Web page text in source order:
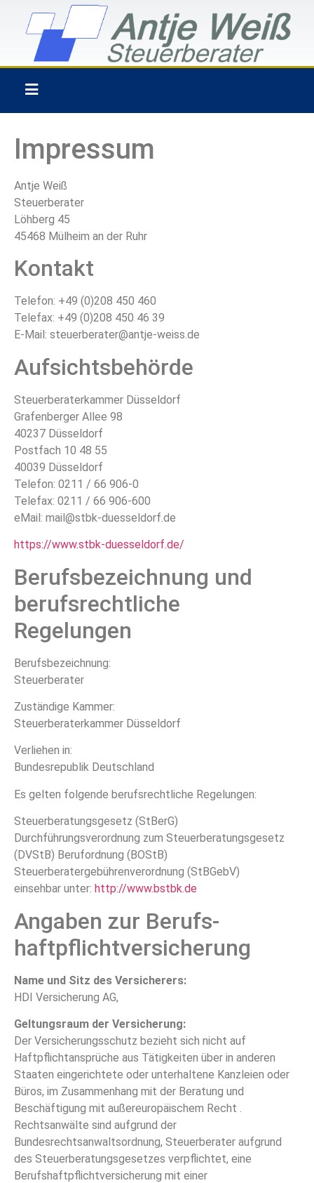
Impressum
Antje Weiß
Steuerberater
Löhberg 45
45468 Mülheim an der Ruhr
Kontakt
Telefon: +49 (0)208 450 460
Telefax: +49 (0)208 450 46 39
E-Mail: steuerberater@antje-weiss.de
Aufsichtsbehörde
Steuerberaterkammer Düsseldorf
Grafenberger Allee 98
40237 Düsseldorf
Postfach 10 48 55
40039 Düsseldorf
Telefon: 0211 / 66 906-0
Telefax: 0211 / 66 906-600
eMail: mail@stbk-duesseldorf.de
https://www.stbk-duesseldorf.de/
Berufsbezeichnung und
berufsrechtliche
Regelungen
Berufsbezeichnung:
Steuerberater
Zuständige Kammer:
Steuerberaterkammer Düsseldorf
Verliehen in:
Bundesrepublik Deutschland
Es gelten folgende berufsrechtliche Regelungen:
Steuerberatungsgesetz (StBerG)
Durchführungsverordnung zum Steuerberatungsgesetz
(DVStB) Berufordnung (BOStB)
Steuerberatergebührenverordnung (StBGebV)
einsehbar unter: http://www.bstbk.de
Angaben zur Berufs­
haftpflicht­versicherung
Name und Sitz des Versicherers:
HDI Versicherung AG,
Geltungsraum der Versicherung:
Der Versicherungsschutz bezieht sich nicht auf
Haftpflichtansprüche aus Tätigkeiten über in anderen
Staaten eingerichtete oder unterhaltene Kanzleien oder
Büros, im Zusammenhang mit der Beratung und
Beschäftigung mit außereuropäischem Recht .
Rechtsanwälte sind aufgrund der
Bundesrechtsanwaltsordnung, Steuerberater aufgrund
des Steuerberatungsgesetzes verpflichtet, eine
Berufshaftpflichtversicherung mit einer